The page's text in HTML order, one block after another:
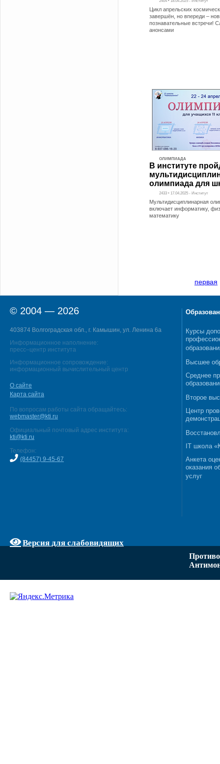
Цикл апрельских
завершён, но впереди –
познавательные встречи!
анонсами
ОЛИМПИАДА
В институте
олимпиада для
2433 • 17.04.2025 - Институт
Мультидисциплинарная
включает информатику,
математику
первая
© 2004 — 2026
403874 Волгоградская обл., г. Камышин, ул. Ленина 6а
Информационное наполнение:
пресс–центр института
Информационное сопровождение:
информационный вычислительный центр
О сайте
Карта сайта
По вопросам работы сайта обращайтесь:
webmaster@kti.ru
Официальный почтовый адрес института:
kti@kti.ru
Телефон:
(84457) 9-45-67
Версия для слабовидящих
Курсы
Высшее
Среднее
Второе
Центр
IT школа
Анкета
оказания
услуг